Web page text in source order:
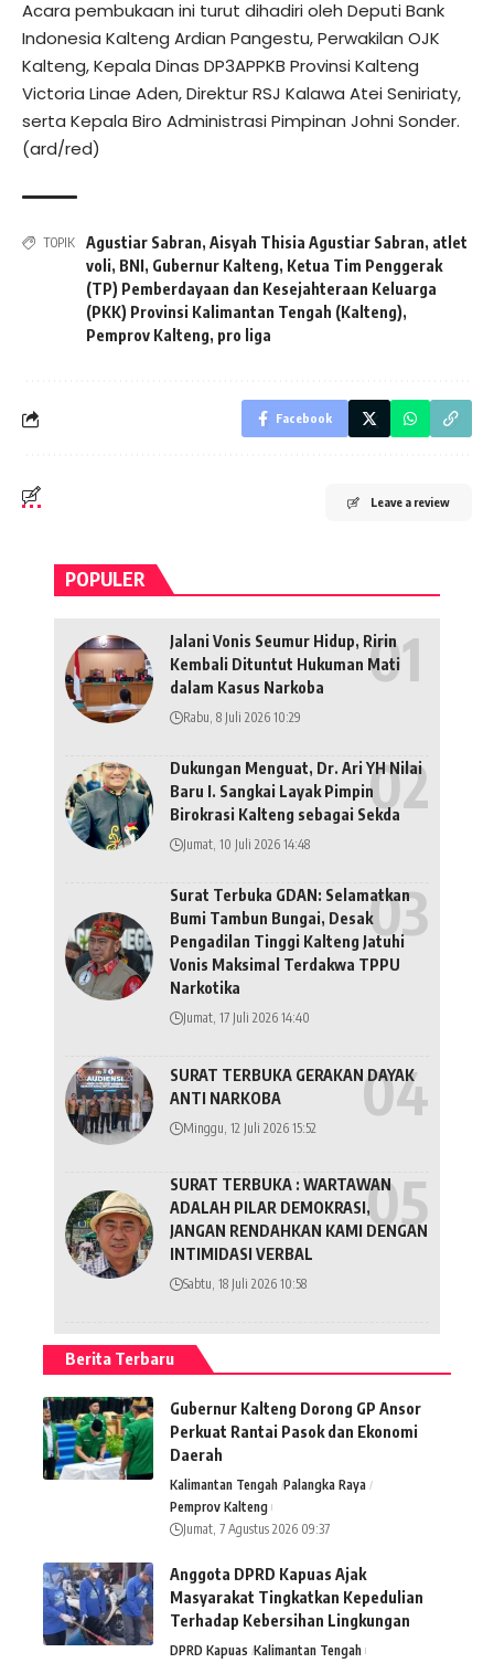
Acara pembukaan ini turut dihadiri oleh Deputi Bank
Indonesia Kalteng Ardian Pangestu, Perwakilan OJK
Kalteng, Kepala Dinas DP3APPKB Provinsi Kalteng
Victoria Linae Aden, Direktur RSJ Kalawa Atei Seniriaty,
serta Kepala Biro Administrasi Pimpinan Johni Sonder.
(ard/red)
TOPIK Agustiar Sabran, Aisyah Thisia Agustiar Sabran, atlet
voli, BNI, Gubernur Kalteng, Ketua Tim Penggerak
(TP) Pemberdayaan dan Kesejahteraan Keluarga
(PKK) Provinsi Kalimantan Tengah (Kalteng),
Pemprov Kalteng, pro liga
Facebook
Leave a review
POPULER
Jalani Vonis Seumur Hidup, Ririn
Kembali Dituntut Hukuman Mati
dalam Kasus Narkoba
Rabu, 8 Juli 2026 10:29
Dukungan Menguat, Dr. Ari YH Nilai
Baru I. Sangkai Layak Pimpin
Birokrasi Kalteng sebagai Sekda
Jumat, 10 Juli 2026 14:48
Surat Terbuka GDAN: Selamatkan
Bumi Tambun Bungai, Desak
Pengadilan Tinggi Kalteng Jatuhi
Vonis Maksimal Terdakwa TPPU
Narkotika
Jumat, 17 Juli 2026 14:40
SURAT TERBUKA GERAKAN DAYAK
ANTI NARKOBA
Minggu, 12 Juli 2026 15:52
SURAT TERBUKA : WARTAWAN
ADALAH PILAR DEMOKRASI,
JANGAN RENDAHKAN KAMI DENGAN
INTIMIDASI VERBAL
Sabtu, 18 Juli 2026 10:58
Berita Terbaru
Gubernur Kalteng Dorong GP Ansor
Perkuat Rantai Pasok dan Ekonomi
Daerah
Kalimantan Tengah Palangka Raya
Pemprov Kalteng
Jumat, 7 Agustus 2026 09:37
Anggota DPRD Kapuas Ajak
Masyarakat Tingkatkan Kepedulian
Terhadap Kebersihan Lingkungan
DPRD Kapuas Kalimantan Tengah